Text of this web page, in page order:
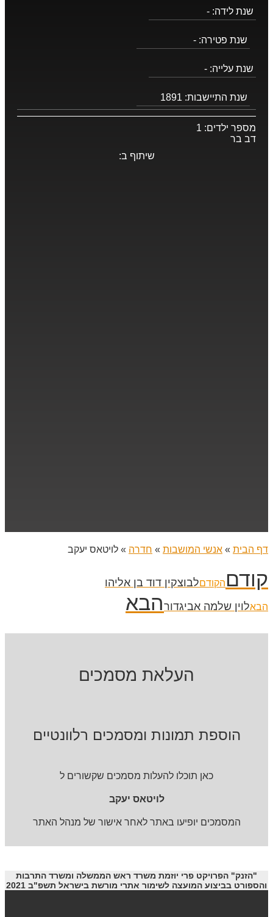
שנת לידה: -
שנת פטירה: -
שנת עלייה: -
שנת התיישבות: 1891
מספר ילדים: 1
דב בר
שיתוף ב:
דף הבית » אנשי המושבות » חדרה » לויטאס יעקב
קודם הקודםלבוצקין דוד בן אליהו
הבאלוין שלמה אביגדורהבא
העלאת מסמכים
הוספת תמונות ומסמכים רלוונטיים
כאן תוכלו להעלות מסמכים שקשורים ל
לויטאס יעקב
המסמכים יופיעו באתר לאחר אישור של מנהל האתר
"הזנק" הפרויקט פרי יוזמת משרד ראש הממשלה ומשרד התרבות
והספורט בביצוע המועצה לשימור אתרי מורשת בישראל תשפ"ב 2021